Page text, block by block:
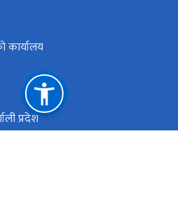
कार्यालय
प्रदेश